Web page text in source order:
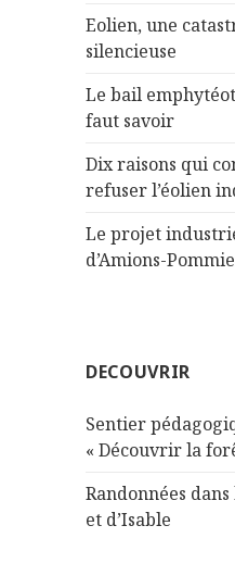
Eolien, une
silencieuse
Le bail
faut savoir
Dix raisons qui
refuser l’éolien
Le projet
d’Amions-
DECOUVRIR
Sentier
« Découvrir la
Randonnées dans
et d’Isable